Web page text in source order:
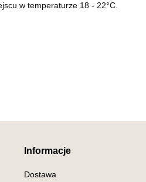
w temperaturze 18 - 22°C.
Informacje
Dostawa